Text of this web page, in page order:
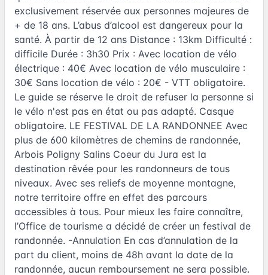
exclusivement réservée aux personnes majeures de
+ de 18 ans. L’abus d’alcool est dangereux pour la
santé. À partir de 12 ans Distance : 13km Difficulté :
difficile Durée : 3h30 Prix : Avec location de vélo
électrique : 40€ Avec location de vélo musculaire :
30€ Sans location de vélo : 20€ - VTT obligatoire.
Le guide se réserve le droit de refuser la personne si
le vélo n'est pas en état ou pas adapté. Casque
obligatoire. LE FESTIVAL DE LA RANDONNEE Avec
plus de 600 kilomètres de chemins de randonnée,
Arbois Poligny Salins Coeur du Jura est la
destination rêvée pour les randonneurs de tous
niveaux. Avec ses reliefs de moyenne montagne,
notre territoire offre en effet des parcours
accessibles à tous. Pour mieux les faire connaître,
l’Office de tourisme a décidé de créer un festival de
randonnée. -Annulation En cas d’annulation de la
part du client, moins de 48h avant la date de la
randonnée, aucun remboursement ne sera possible.